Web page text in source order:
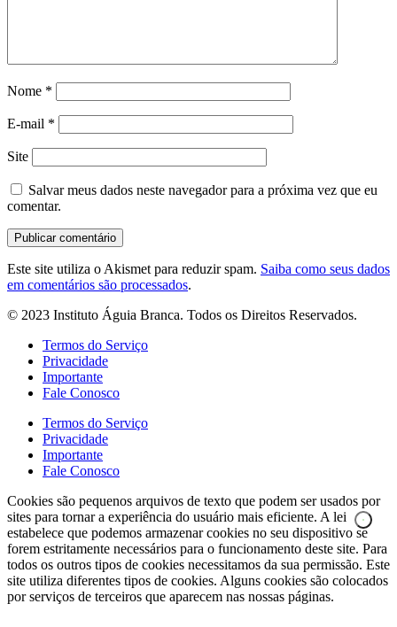
Nome *
E-mail *
Site
Salvar meus dados neste navegador para a próxima vez que eu
comentar.
Este site utiliza o Akismet para reduzir spam. Saiba como seus dados
em comentários são processados.
© 2023 Instituto Águia Branca. Todos os Direitos Reservados.
Termos do Serviço
Privacidade
Importante
Fale Conosco
Termos do Serviço
Privacidade
Importante
Fale Conosco
Cookies são pequenos arquivos de texto que podem ser usados por
sites para tornar a experiência do usuário mais eficiente. A lei
estabelece que podemos armazenar cookies no seu dispositivo se
forem estritamente necessários para o funcionamento deste site. Para
todos os outros tipos de cookies necessitamos da sua permissão. Este
site utiliza diferentes tipos de cookies. Alguns cookies são colocados
por serviços de terceiros que aparecem nas nossas páginas.